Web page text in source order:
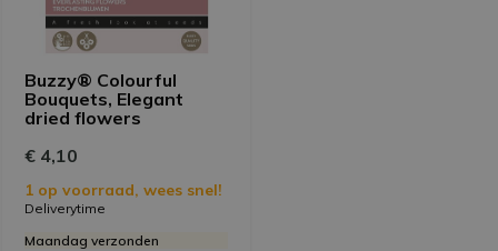
Buzzy® Colourful
Bouquets, Elegant
dried flowers
€ 4,10
1 op voorraad, wees snel!
Deliverytime
Maandag verzonden